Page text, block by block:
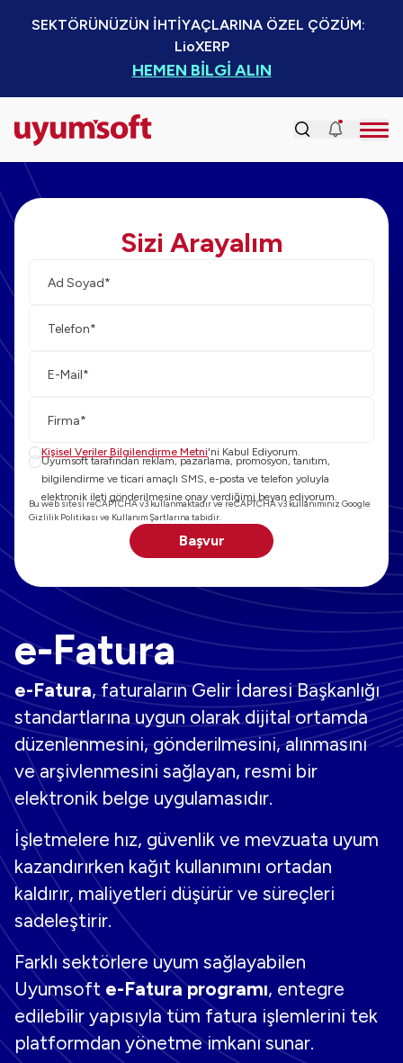
SEKTÖRÜNÜZÜN İHTİYAÇLARINA ÖZEL ÇÖZÜM:
LioXERP
HEMEN BİLGİ ALIN
e-Fatura
e-Fatura, faturaların Gelir İdaresi Başkanlığı
standartlarına uygun olarak dijital ortamda
düzenlenmesini, gönderilmesini, alınmasını
ve arşivlenmesini sağlayan, resmi bir
elektronik belge uygulamasıdır.
İşletmelere hız, güvenlik ve mevzuata uyum
kazandırırken kağıt kullanımını ortadan
kaldırır, maliyetleri düşürür ve süreçleri
sadeleştirir.
Farklı sektörlere uyum sağlayabilen
Uyumsoft e-Fatura programı, entegre
edilebilir yapısıyla tüm fatura işlemlerini tek
platformdan yönetme imkanı sunar.
Sizi Arayalım
Kişisel Veriler Bilgilendirme Metni'ni Kabul Ediyorum.
Uyumsoft tarafından reklam, pazarlama, promosyon, tanıtım,
bilgilendirme ve ticari amaçlı SMS, e-posta ve telefon yoluyla
elektronik ileti gönderilmesine onay verdiğimi beyan ediyorum.
Bu web sitesi reCAPTCHA v3 kullanmaktadır ve reCAPTCHA v3 kullanımınız Google
Gizlilik Politikası ve Kullanım Şartlarına tabidir.
Başvur